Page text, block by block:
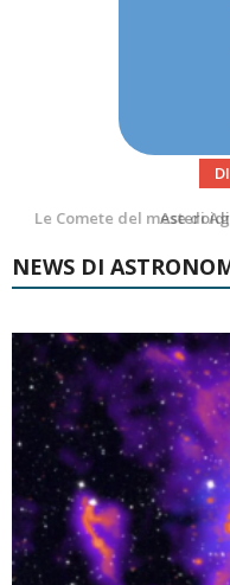
Asteroidi del
NEWS DI